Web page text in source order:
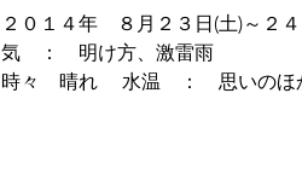
２０１４年 ８月２３日(土)～２４日(日)
気 ： 明け方、激雷雨 移動後・・・曇り
時々 晴れ 水温 ： 思いのほか冷たい 気温 ： と